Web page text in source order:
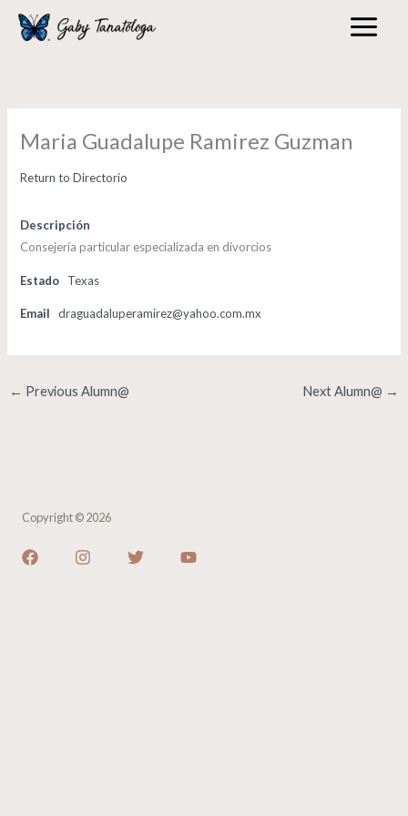
Maria Guadalupe Ramirez Guzman
Return to Directorio
Descripción
Consejería particular especializada en divorcios
Estado Texas
Email draguadaluperamirez@yahoo.com.mx
← Previous Alumn@ Next Alumn@ →
Copyright © 2026